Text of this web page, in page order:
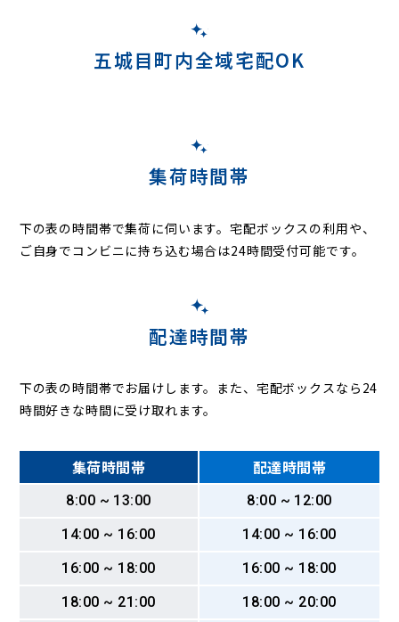
五城目町内全域宅配OK
集荷時間帯
下の表の時間帯で集荷に伺います。宅配ボックスの利用や、
ご自身でコンビニに持ち込む場合は24時間受付可能です。
配達時間帯
下の表の時間帯でお届けします。また、宅配ボックスなら24
時間好きな時間に受け取れます。
集荷時間帯 配達時間帯
8:00 ~ 13:00
8:00 ~ 12:00
14:00 ~ 16:00
14:00 ~ 16:00
16:00 ~ 18:00
16:00 ~ 18:00
18:00 ~ 21:00
18:00 ~ 20:00